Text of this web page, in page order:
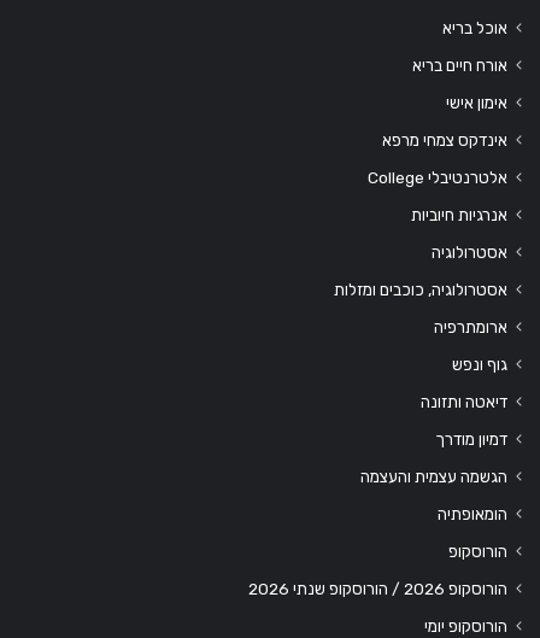
אוכל בריא
אורח חיים בריא
אימון אישי
אינדקס צמחי מרפא
אלטרנטיבלי College
אנרגיות חיוביות
אסטרולוגיה
אסטרולוגיה, כוכבים ומזלות
ארומתרפיה
גוף ונפש
דיאטה ותזונה
דמיון מודרך
הגשמה עצמית והעצמה
הומאופתיה
הורוסקופ
הורוסקופ 2026 / הורוסקופ שנתי 2026
הורוסקופ יומי